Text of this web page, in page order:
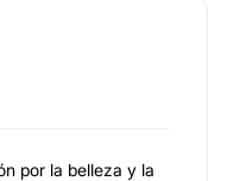
por la belleza y la